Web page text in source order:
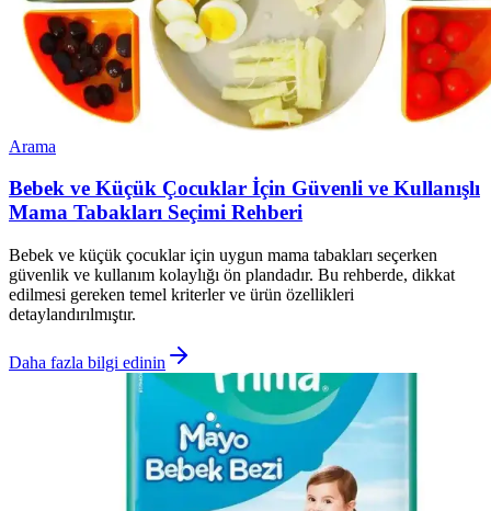
Arama
Bebek ve Küçük Çocuklar İçin Güvenli ve Kullanışlı
Mama Tabakları Seçimi Rehberi
Bebek ve küçük çocuklar için uygun mama tabakları seçerken
güvenlik ve kullanım kolaylığı ön plandadır. Bu rehberde, dikkat
edilmesi gereken temel kriterler ve ürün özellikleri
detaylandırılmıştır.
Daha fazla bilgi edinin